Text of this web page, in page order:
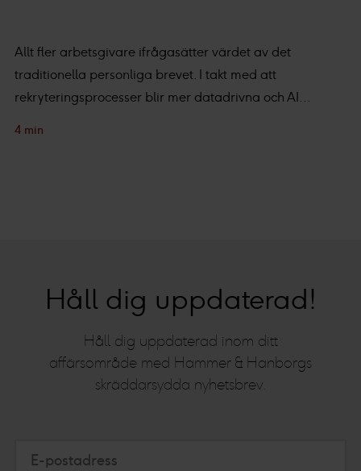
Personaliserat innehåll och annonser, statistik från
innehåll och annonser samt användar-, insikt- och
Allt fler arbetsgivare ifrågasätter värdet av det
traditionella personliga brevet. I takt med att
rekryteringsprocesser blir mer datadrivna och AI...
4 min
Håll dig uppdaterad!
Håll dig uppdaterad inom ditt
affärsområde med Hammer & Hanborgs
skräddarsydda nyhetsbrev.
E-postadress